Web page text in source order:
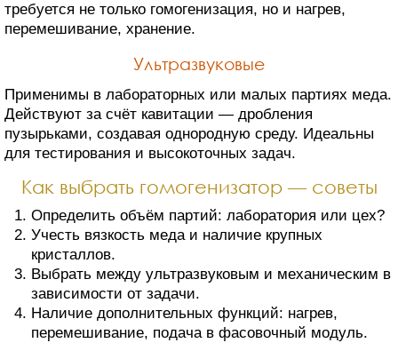
требуется не только гомогенизация, но и нагрев,
перемешивание, хранение.
Ультразвуковые
Применимы в лабораторных или малых партиях меда.
Действуют за счёт кавитации — дробления
пузырьками, создавая однородную среду. Идеальны
для тестирования и высокоточных задач.
Как выбрать гомогенизатор — советы
Определить объём партий: лаборатория или цех?
Учесть вязкость меда и наличие крупных
кристаллов.
Выбрать между ультразвуковым и механическим в
зависимости от задачи.
Наличие дополнительных функций: нагрев,
перемешивание, подача в фасовочный модуль.